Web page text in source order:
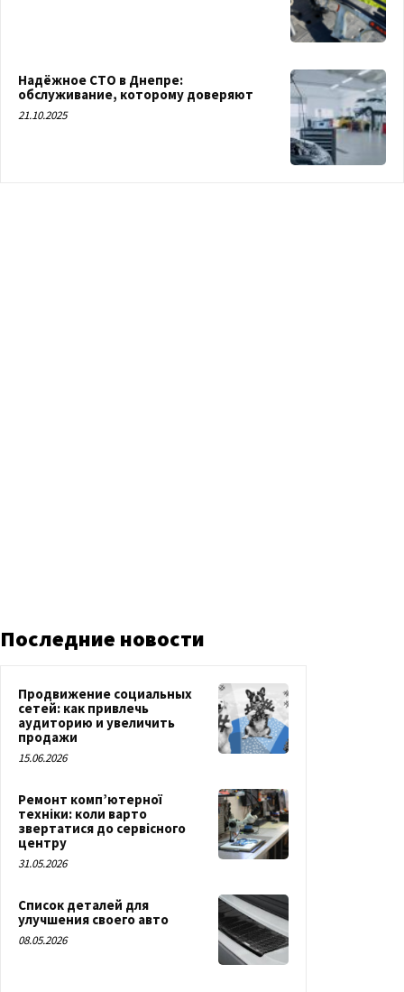
Надёжное СТО в Днепре:
обслуживание, которому доверяют
21.10.2025
Последние новости
Продвижение социальных
сетей: как привлечь
аудиторию и увеличить
продажи
15.06.2026
Ремонт комп’ютерної
техніки: коли варто
звертатися до сервісного
центру
31.05.2026
Список деталей для
улучшения своего авто
08.05.2026